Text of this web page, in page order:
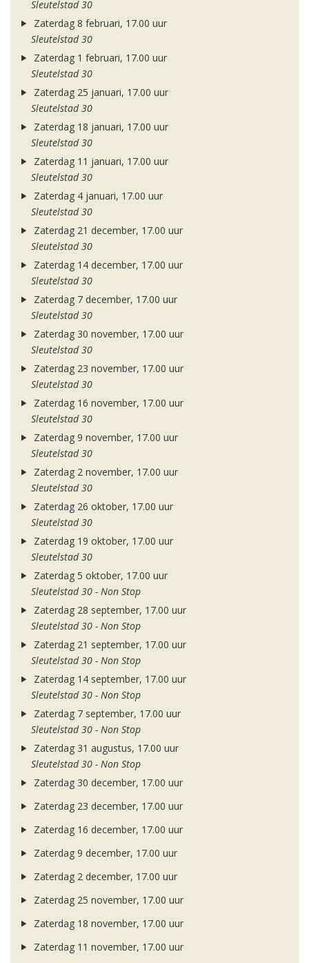
Sleutelstad 30
Zaterdag 8 februari, 17.00 uur
Sleutelstad 30
Zaterdag 1 februari, 17.00 uur
Sleutelstad 30
Zaterdag 25 januari, 17.00 uur
Sleutelstad 30
Zaterdag 18 januari, 17.00 uur
Sleutelstad 30
Zaterdag 11 januari, 17.00 uur
Sleutelstad 30
Zaterdag 4 januari, 17.00 uur
Sleutelstad 30
Zaterdag 21 december, 17.00 uur
Sleutelstad 30
Zaterdag 14 december, 17.00 uur
Sleutelstad 30
Zaterdag 7 december, 17.00 uur
Sleutelstad 30
Zaterdag 30 november, 17.00 uur
Sleutelstad 30
Zaterdag 23 november, 17.00 uur
Sleutelstad 30
Zaterdag 16 november, 17.00 uur
Sleutelstad 30
Zaterdag 9 november, 17.00 uur
Sleutelstad 30
Zaterdag 2 november, 17.00 uur
Sleutelstad 30
Zaterdag 26 oktober, 17.00 uur
Sleutelstad 30
Zaterdag 19 oktober, 17.00 uur
Sleutelstad 30
Zaterdag 5 oktober, 17.00 uur
Sleutelstad 30 - Non Stop
Zaterdag 28 september, 17.00 uur
Sleutelstad 30 - Non Stop
Zaterdag 21 september, 17.00 uur
Sleutelstad 30 - Non Stop
Zaterdag 14 september, 17.00 uur
Sleutelstad 30 - Non Stop
Zaterdag 7 september, 17.00 uur
Sleutelstad 30 - Non Stop
Zaterdag 31 augustus, 17.00 uur
Sleutelstad 30 - Non Stop
Zaterdag 30 december, 17.00 uur
Zaterdag 23 december, 17.00 uur
Zaterdag 16 december, 17.00 uur
Zaterdag 9 december, 17.00 uur
Zaterdag 2 december, 17.00 uur
Zaterdag 25 november, 17.00 uur
Zaterdag 18 november, 17.00 uur
Zaterdag 11 november, 17.00 uur